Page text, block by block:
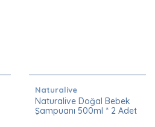
Naturalive
Naturalive Doğal Bebek
Şampuanı 500ml * 2 Adet